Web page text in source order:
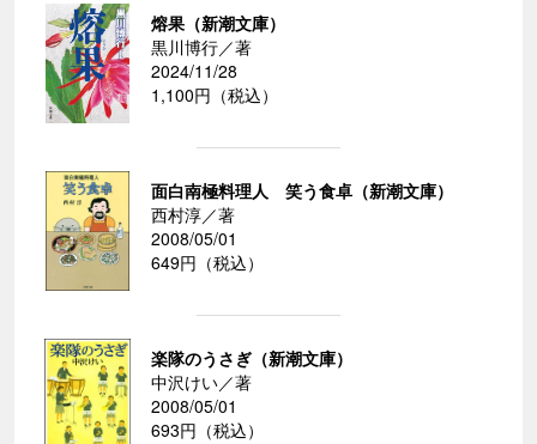
熔果（新潮文庫）
黒川博行／著
2024/11/28
1,100円（税込）
面白南極料理人 笑う食卓（新潮文庫）
西村淳／著
2008/05/01
649円（税込）
楽隊のうさぎ（新潮文庫）
中沢けい／著
2008/05/01
693円（税込）